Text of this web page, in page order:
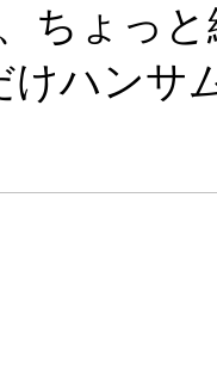
ちょっ
けハンサ